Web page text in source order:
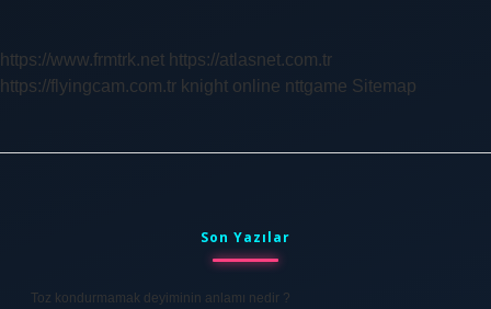
https://www.frmtrk.net https://atlasnet.com.tr
https://flyingcam.com.tr knight online nttgame Sitemap
Son Yazılar
Toz kondurmamak deyiminin anlamı nedir ?